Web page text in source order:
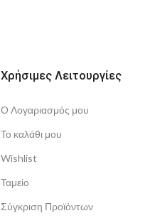
Χρήσιμες Λειτουργίες
Ο Λογαριασμός μου
Το καλάθι μου
Wishlist
Ταμείο
Σύγκριση Προϊόντων